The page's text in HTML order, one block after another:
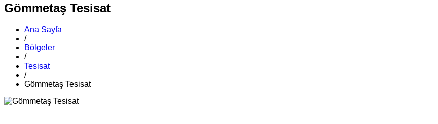
Gömmetaş Tesisat
Ana Sayfa
/
Bölgeler
/
Tesisat
/
Gömmetaş Tesisat